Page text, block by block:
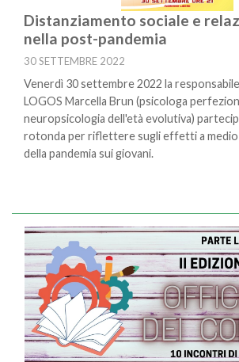
Distanziamento sociale e
nella post-pandemia
30 SETTEMBRE 2022
Venerdì 30 settembre 2022 la
LOGOS Marcella Brun (psicologa
neuropsicologia dell'età evolutiva)
rotonda per riflettere sugli effetti a
della pandemia sui giovani.